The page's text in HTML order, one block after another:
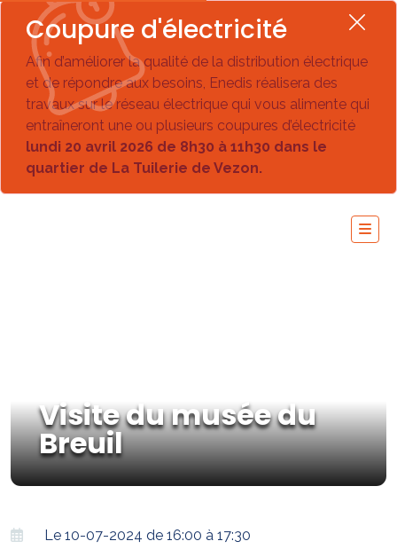
Coupure d'électricité
Afin d’améliorer la qualité de la distribution électrique
et de répondre aux besoins, Enedis réalisera des
travaux sur le réseau électrique qui vous alimente qui
entraîneront une ou plusieurs coupures d’électricité
lundi 20 avril 2026 de 8h30 à 11h30 dans le
quartier de La Tuilerie de Vezon.
Visite du musée du
Breuil
Le 10-07-2024 de 16:00 à 17:30